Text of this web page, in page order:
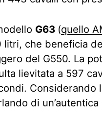
G63 (quello
litri, che beneficia
del G550. La
lievitata a 597
Considerando
di un’autentica